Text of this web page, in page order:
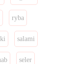
ryba
salami
seler